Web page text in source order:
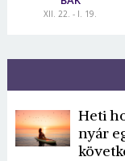
XII. 22. - I. 19.
Heti
nyár